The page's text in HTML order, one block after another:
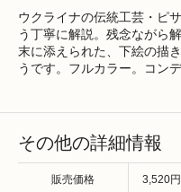
ウクライナの伝統工芸・ピ
う丁寧に解説。残念ながら
末に添えられた、下絵の描
うです。フルカラー。コン
その他の詳細情報
販売価格 3,520